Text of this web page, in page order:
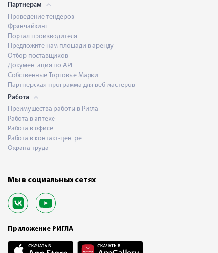
Партнерам
Проведение тендеров
Франчайзинг
Портал производителя
Предложите нам площади в аренду
Отбор поставщиков
Документация по API
Собственные Торговые Марки
Партнерская программа для веб-мастеров
Работа
Преимущества работы в Ригла
Работа в аптеке
Работа в офисе
Работа в контакт-центре
Охрана труда
Мы в социальных сетях
Приложение РИГЛА